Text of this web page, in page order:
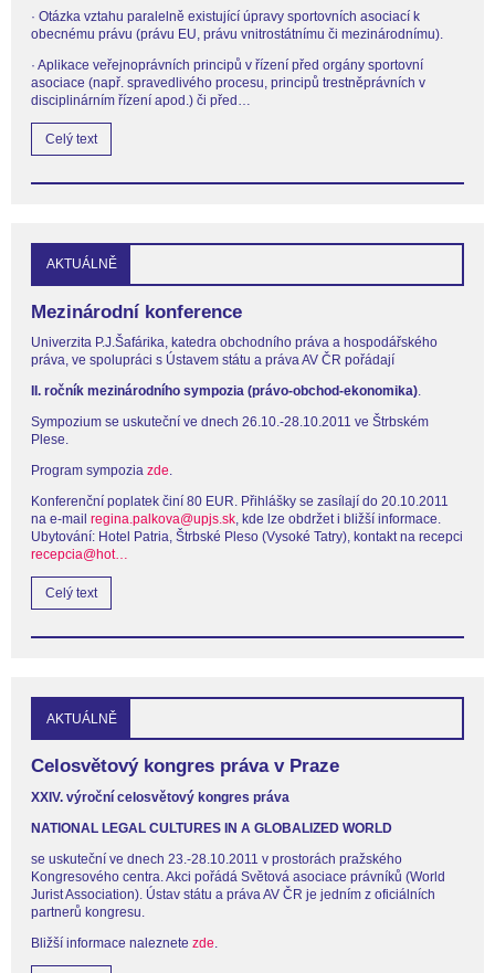
· Otázka vztahu paralelně existující úpravy sportovních asociací k
obecnému právu (právu EU, právu vnitrostátnímu či mezinárodnímu).
· Aplikace veřejnoprávních principů v řízení před orgány sportovní
asociace (např. spravedlivého procesu, principů trestněprávních v
disciplinárním řízení apod.) či před…
Celý text
AKTUÁLNĚ
Mezinárodní konference
Univerzita P.J.Šafárika, katedra obchodního práva a hospodářského
práva, ve spolupráci s Ústavem státu a práva AV ČR pořádají
II. ročník mezinárodního sympozia (právo-obchod-ekonomika).
Sympozium se uskuteční ve dnech 26.10.-28.10.2011 ve Štrbském
Plese.
Program sympozia zde.
Konferenční poplatek činí 80 EUR. Přihlášky se zasílají do 20.10.2011
na e-mail regina.palkova@upjs.sk, kde lze obdržet i bližší informace.
Ubytování: Hotel Patria, Štrbské Pleso (Vysoké Tatry), kontakt na recepci
recepcia@hot…
Celý text
AKTUÁLNĚ
Celosvětový kongres práva v Praze
XXIV. výroční celosvětový kongres práva
NATIONAL LEGAL CULTURES IN A GLOBALIZED WORLD
se uskuteční ve dnech 23.-28.10.2011 v prostorách pražského
Kongresového centra. Akci pořádá Světová asociace právníků (World
Jurist Association). Ústav státu a práva AV ČR je jedním z oficiálních
partnerů kongresu.
Bližší informace naleznete zde